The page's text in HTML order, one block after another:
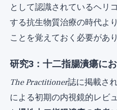
として認識されているヘリ
する抗生物質治療の時代よ
ことを覚えておく必要があり
研究3：十二指腸潰瘍に
The Practitioner誌に掲載さ
による初期の内視鏡的レビ